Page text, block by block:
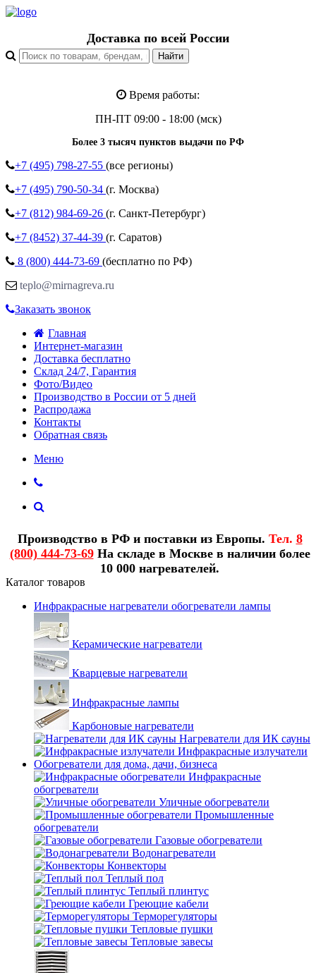
Доставка по всей России
Время работы:
ПН-ПТ 09:00 - 18:00 (мск)
Более 3 тысяч пунктов выдачи по РФ
+7 (495) 798-27-55 (все регионы)
+7 (495) 790-50-34 (г. Москва)
+7 (812) 984-69-26 (г. Санкт-Петербург)
+7 (8452) 37-44-39 (г. Саратов)
8 (800) 444-73-69 (бесплатно по РФ)
teplo@mirnagreva.ru
Заказать звонок
Главная
Интернет-магазин
Доставка бесплатно
Склад 24/7, Гарантия
Фото/Видео
Производство в России от 5 дней
Распродажа
Контакты
Обратная связь
Меню
Производство в РФ и поставки из Европы. Тел. 8
(800) 444-73-69На складе в Москве в наличии более
10 000 нагревателей.
Каталог товаров
Инфракрасные нагреватели обогреватели лампы
Керамические нагреватели
Кварцевые нагреватели
Инфракрасные лампы
Карбоновые нагреватели
Нагреватели для ИК сауны
Инфракрасные излучатели
Обогреватели для дома, дачи, бизнеса
Инфракрасные
обогреватели
Уличные обогреватели
Промышленные
обогреватели
Газовые обогреватели
Водонагреватели
Конвекторы
Теплый пол
Теплый плинтус
Греющие кабели
Терморегуляторы
Тепловые пушки
Тепловые завесы